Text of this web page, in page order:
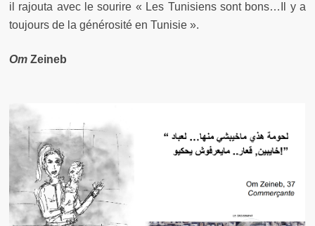
il rajouta avec le sourire « Les Tunisiens sont bons…Il y a
toujours de la générosité en Tunisie ».
Om Zeineb